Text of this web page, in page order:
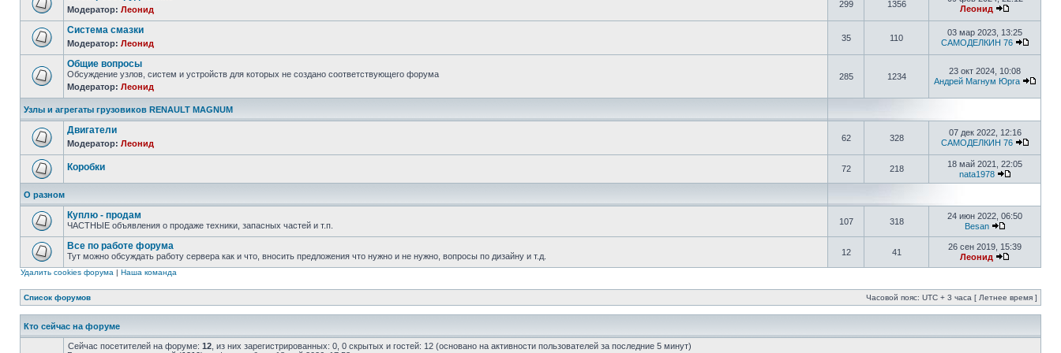
Модератор: Леонид
299 1356
Леонид
Система смазки
Модератор: Леонид
35 110
03 мар 2023, 13:25
САМОДЕЛКИН 76
Общие вопросы
Обсуждение узлов, систем и устройств для которых не создано соответствующего форума
Модератор: Леонид
285 1234
23 окт 2024, 10:08
Андрей Магнум Юрга
Узлы и агрегаты грузовиков RENAULT MAGNUM
Двигатели
Модератор: Леонид
62 328
07 дек 2022, 12:16
САМОДЕЛКИН 76
Коробки 72 218
18 май 2021, 22:05
nata1978
О разном
Куплю - продам
ЧАСТНЫЕ объявления о продаже техники, запасных частей и т.п. 107 318
24 июн 2022, 06:50
Besan
Все по работе форума
Тут можно обсуждать работу сервера как и что, вносить предложения что нужно и не нужно, вопросы по дизайну и т.д. 12 41
26 сен 2019, 15:39
Леонид
Удалить cookies форума | Наша команда
Список форумов Часовой пояс: UTC + 3 часа [ Летнее время ]
Кто сейчас на форуме
Сейчас посетителей на форуме: 12 , из них зарегистрированных: 0, 0 скрытых и гостей: 12 (основано на активности пользователей за последние 5 минут)